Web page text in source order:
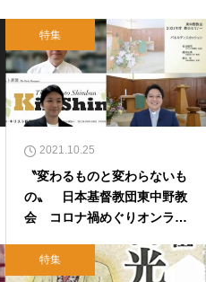
特集
2021.10.25
〝変わるものと変わらないも
の〟 日本基督教団東中野教
会 コロナ禍めぐりオンライ
谷信司×浦上充
特集